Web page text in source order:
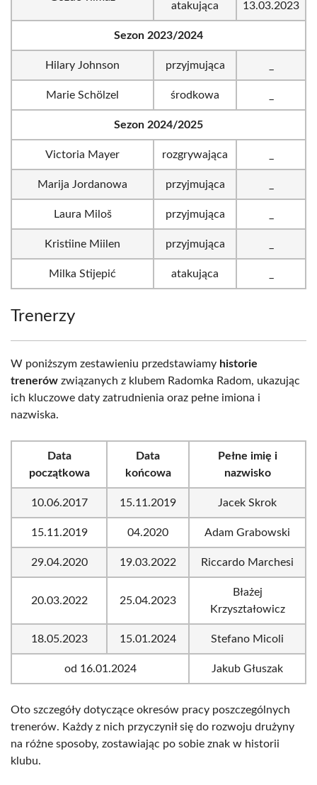
atakująca 13.03.2023
Sezon 2023/2024
Hilary Johnson przyjmująca
Marie Schölzel środkowa
Sezon 2024/2025
Victoria Mayer rozgrywająca
Marija Jordanowa przyjmująca
Laura Miloš przyjmująca
Kristiine Miilen przyjmująca
Milka Stijepić atakująca
Trenerzy
W poniższym zestawieniu przedstawiamy historie
trenerów związanych z klubem Radomka Radom, ukazując
ich kluczowe daty zatrudnienia oraz pełne imiona i
nazwiska.
Data
początkowa
Data
końcowa
Pełne imię i
nazwisko
10.06.2017 15.11.2019 Jacek Skrok
15.11.2019 04.2020 Adam Grabowski
29.04.2020 19.03.2022 Riccardo Marchesi
20.03.2022 25.04.2023
Błażej
Krzyształowicz
18.05.2023 15.01.2024 Stefano Micoli
od 16.01.2024 Jakub Głuszak
Oto szczegóły dotyczące okresów pracy poszczególnych
trenerów. Każdy z nich przyczynił się do rozwoju drużyny
na różne sposoby, zostawiając po sobie znak w historii
klubu.